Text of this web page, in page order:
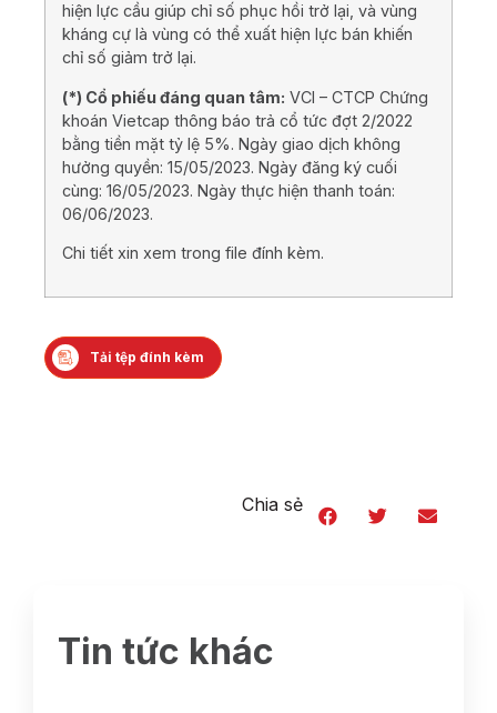
hiện lực cầu giúp chỉ số phục hồi trở lại, và vùng
kháng cự là vùng có thể xuất hiện lực bán khiến
chỉ số giảm trở lại.
(*) Cổ phiếu đáng quan tâm: VCI – CTCP Chứng
khoán Vietcap thông báo trả cổ tức đợt 2/2022
bằng tiền mặt tỷ lệ 5%. Ngày giao dịch không
hưởng quyền: 15/05/2023. Ngày đăng ký cuối
cùng: 16/05/2023. Ngày thực hiện thanh toán:
06/06/2023.
Chi tiết xin xem trong file đính kèm.
Tải tệp đính kèm
Chia sẻ
Tin tức khác